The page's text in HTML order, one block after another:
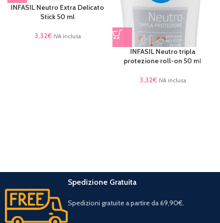
INFASIL Neutro Extra Delicato
Stick 50 ml
3,32€ IVA inclusa
INFASIL Neutro tripla
protezione roll-on 50 ml
3,32€ IVA inclusa
Spedizione Gratuita
Spedizioni gratuite a partire da 69,90€.